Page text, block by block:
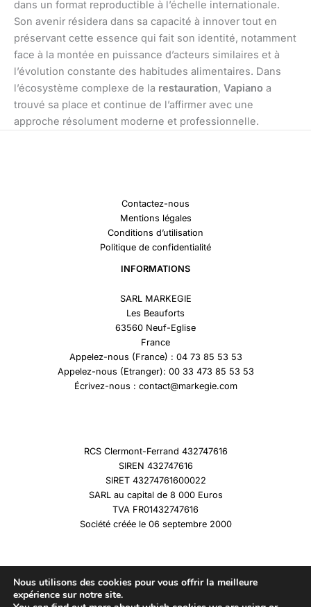
dans un format reproductible à l’échelle internationale.
Son avenir résidera dans sa capacité à innover tout en
préservant cette essence qui fait son identité, notamment
face à la montée en puissance d’acteurs similaires et à
l’évolution constante des habitudes alimentaires. Dans
l’écosystème complexe de la restauration, Vapiano a
trouvé sa place et continue de l’affirmer avec une
approche résolument moderne et professionnelle.
Contactez-nous
Mentions légales
Conditions d’utilisation
Politique de confidentialité
INFORMATIONS
SARL MARKEGIE
Les Beauforts
63560 Neuf-Eglise
France
Appelez-nous (France) : 04 73 85 53 53
Appelez-nous (Etranger): 00 33 473 85 53 53
Écrivez-nous : contact@markegie.com
RCS Clermont-Ferrand 432747616
SIREN 432747616
SIRET 43274761600022
SARL au capital de 8 000 Euros
TVA FR01432747616
Société créée le 06 septembre 2000
Nous utilisons des cookies pour vous offrir la meilleure
expérience sur notre site.